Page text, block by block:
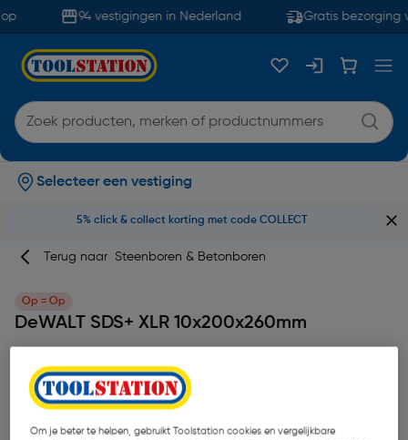
94 vestigingen in Nederland Gratis bezorging
Selecteer een vestiging
5% click & collect korting met code COLLECT
Terug naar Steenboren & Betonboren
Op = Op
DeWALT SDS+ XLR 10x200x260mm
Om je beter te helpen, gebruikt Toolstation cookies en vergelijkbare